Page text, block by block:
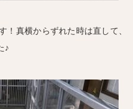
！真横からずれた時は直して、
♪